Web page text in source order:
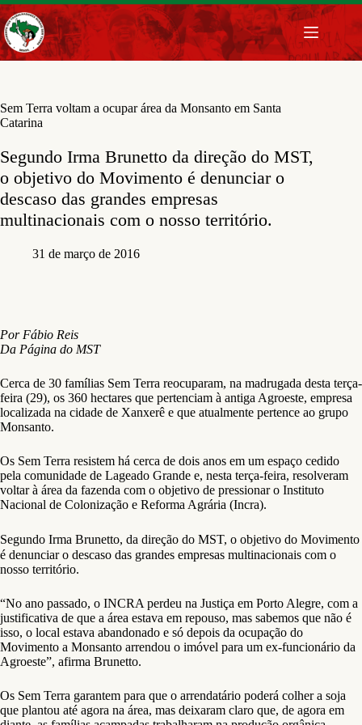
Pular
para
o
conteúdo
Sem Terra voltam a ocupar área da Monsanto em Santa
Catarina
Segundo Irma Brunetto da direção do MST,
o objetivo do Movimento é denunciar o
descaso das grandes empresas
multinacionais com o nosso território.
31 de março de 2016
Por Fábio Reis
Da Página do MST
Cerca de 30 famílias Sem Terra reocuparam, na madrugada desta terça-
feira (29), os 360 hectares que pertenciam à antiga Agroeste, empresa
localizada na cidade de Xanxerê e que atualmente pertence ao grupo
Monsanto.
Os Sem Terra resistem há cerca de dois anos em um espaço cedido
pela comunidade de Lageado Grande e, nesta terça-feira, resolveram
voltar à área da fazenda com o objetivo de pressionar o Instituto
Nacional de Colonização e Reforma Agrária (Incra).
Segundo Irma Brunetto, da direção do MST, o objetivo do Movimento
é denunciar o descaso das grandes empresas multinacionais com o
nosso território.
“No ano passado, o INCRA perdeu na Justiça em Porto Alegre, com a
justificativa de que a área estava em repouso, mas sabemos que não é
isso, o local estava abandonado e só depois da ocupação do
Movimento a Monsanto arrendou o imóvel para um ex-funcionário da
Agroeste”, afirma Brunetto.
Os Sem Terra garantem para que o arrendatário poderá colher a soja
que plantou até agora na área, mas deixaram claro que, de agora em